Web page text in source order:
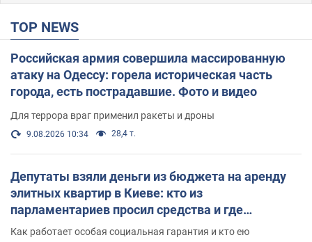
TOP NEWS
Российская армия совершила массированную
атаку на Одессу: горела историческая часть
города, есть пострадавшие. Фото и видео
Для террора враг применил ракеты и дроны
9.08.2026 10:34 28,4 т.
Депутаты взяли деньги из бюджета на аренду
элитных квартир в Киеве: кто из
парламентариев просил средства и где
поселился
Как работает особая социальная гарантия и кто ею